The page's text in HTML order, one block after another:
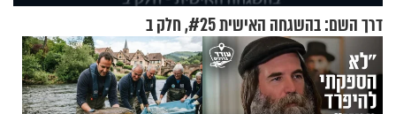
דרך השם: בהשגחה האישית #25, חלק ב